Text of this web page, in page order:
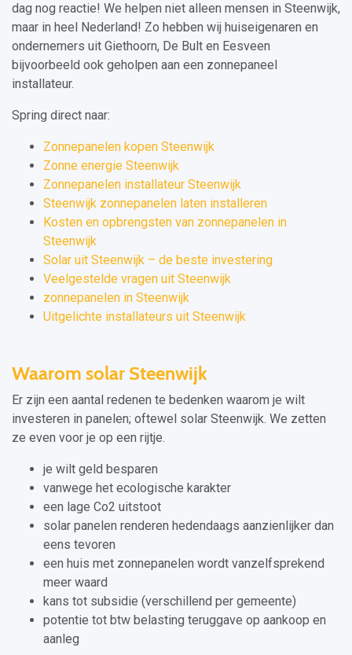
dag nog reactie! We helpen niet alleen mensen in Steenwijk,
maar in heel Nederland! Zo hebben wij huiseigenaren en
ondernemers uit Giethoorn, De Bult en Eesveen
bijvoorbeeld ook geholpen aan een zonnepaneel
installateur.
Spring direct naar:
Zonnepanelen kopen Steenwijk
Zonne energie Steenwijk
Zonnepanelen installateur Steenwijk
Steenwijk zonnepanelen laten installeren
Kosten en opbrengsten van zonnepanelen in
Steenwijk
Solar uit Steenwijk – de beste investering
Veelgestelde vragen uit Steenwijk
zonnepanelen in Steenwijk
Uitgelichte installateurs uit Steenwijk
Waarom solar Steenwijk
Er zijn een aantal redenen te bedenken waarom je wilt
investeren in panelen; oftewel solar Steenwijk. We zetten
ze even voor je op een rijtje.
je wilt geld besparen
vanwege het ecologische karakter
een lage Co2 uitstoot
solar panelen renderen hedendaags aanzienlijker dan
eens tevoren
een huis met zonnepanelen wordt vanzelfsprekend
meer waard
kans tot subsidie (verschillend per gemeente)
potentie tot btw belasting teruggave op aankoop en
aanleg